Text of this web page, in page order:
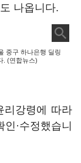
나옵니다.
중구 하나은행 딜링
. (연합뉴스)
리강령에 따라
·수정했습니